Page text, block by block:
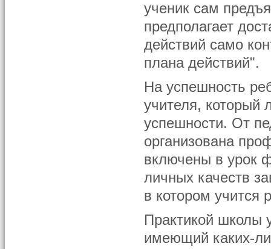
ученик сам
предполагает
действий само
плана действий".
На успешность
учителя, который
успешности. От
организована
включены в урок
личных качеств
в котором учится
Практикой школы
имеющий каких-